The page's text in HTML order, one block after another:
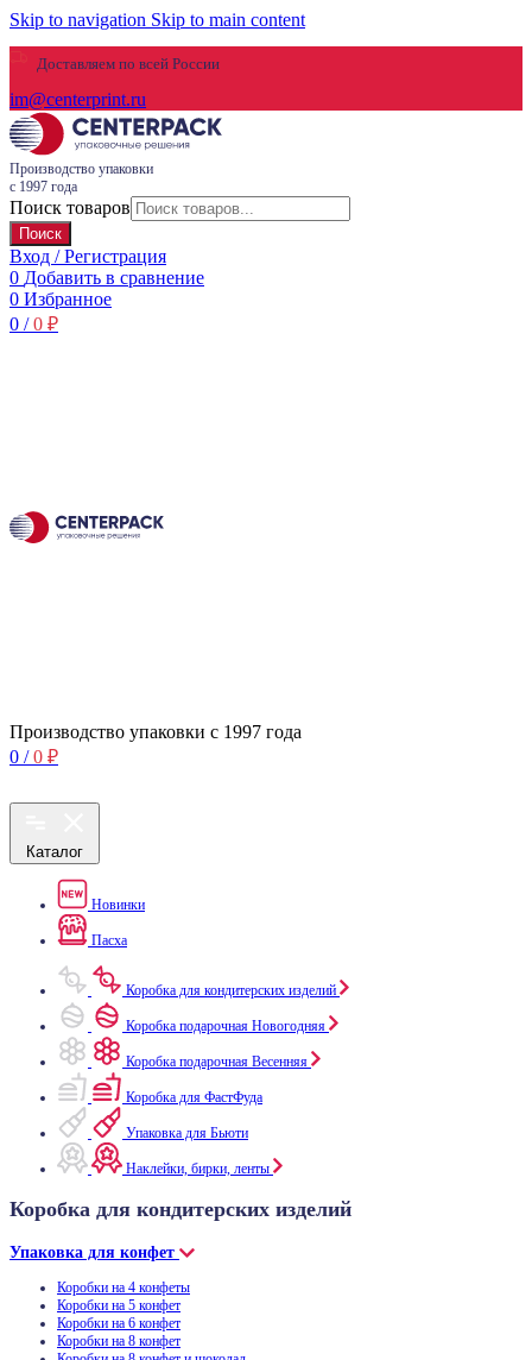
Skip to navigation Skip to main content
Доставляем по всей России
im@centerprint.ru
Производство упаковки
с 1997 года
Поиск товаров
Поиск
Вход / Регистрация
0 Добавить в сравнение
0 Избранное
0 / 0 ₽
Производство упаковки с 1997 года
0 / 0 ₽
Каталог
Новинки
Пасха
Коробка для кондитерских изделий
Коробка подарочная Новогодняя
Коробка подарочная Весенняя
Коробка для ФастФуда
Упаковка для Бьюти
Наклейки, бирки, ленты
Коробка для кондитерских изделий
Упаковка для конфет
Коробки на 4 конфеты
Коробки на 5 конфет
Коробки на 6 конфет
Коробки на 8 конфет